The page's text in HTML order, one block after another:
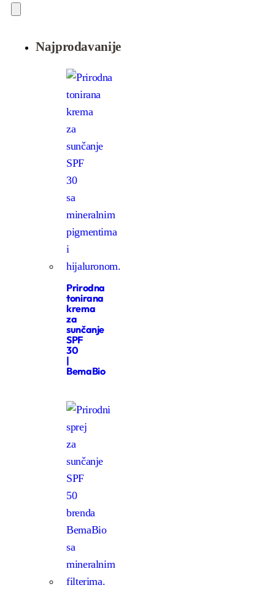
Najprodavanije
Prirodna
tonirana
krema
za
sunčanje
SPF
30
|
BemaBio